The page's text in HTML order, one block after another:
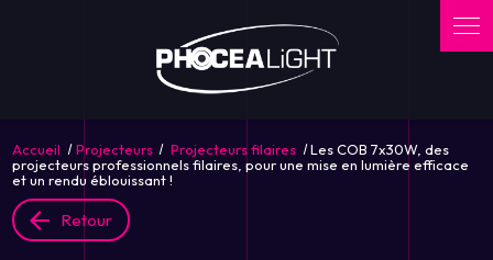
Accueil Projecteurs Projecteurs filaires
Les COB 7x30W, des
projecteurs professionnels filaires, pour une mise en lumière efficace
et un rendu éblouissant !
Retour